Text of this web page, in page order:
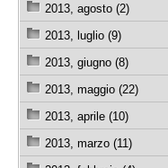
2013, agosto (2)
2013, luglio (9)
2013, giugno (8)
2013, maggio (22)
2013, aprile (10)
2013, marzo (11)